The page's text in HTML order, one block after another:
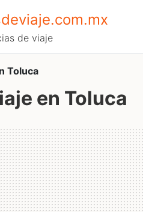
de viaje
Toluca
en Toluca